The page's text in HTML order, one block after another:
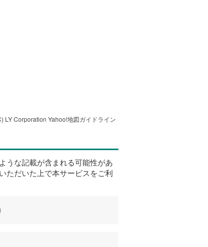
LY Corporation Yahoo!地図ガイドライン
うな記載が含まれる可能性があ
ただいた上で本サービスをご利